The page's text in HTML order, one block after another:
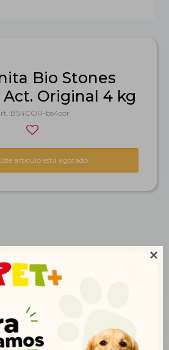

Bio Stones
Original 4 kg
BS4COR-bs4cor
artículo está agotado.